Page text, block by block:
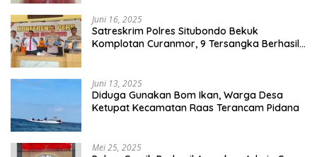
Juni 16, 2025
Satreskrim Polres Situbondo Bekuk
Komplotan Curanmor, 9 Tersangka Berhasil
Juni 13, 2025
Diduga Gunakan Bom Ikan, Warga Desa
Ketupat Kecamatan Raas Terancam Pidana
Mei 25, 2025